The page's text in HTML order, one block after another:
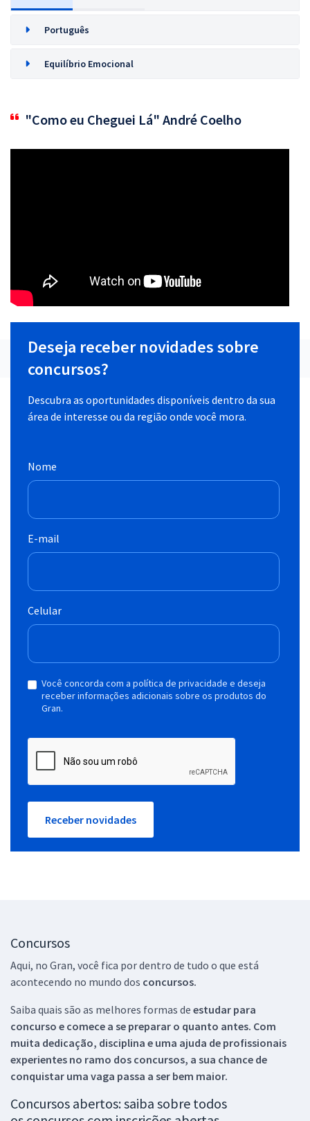
Português
Equilíbrio Emocional
"Como eu Cheguei Lá" André Coelho
Deseja receber novidades sobre
concursos?
Descubra as oportunidades disponíveis dentro da sua
área de interesse ou da região onde você mora.
Nome
E-mail
Celular
Você concorda com a política de privacidade e deseja
receber informações adicionais sobre os produtos do
Gran.
Receber novidades
Concursos
Aqui, no Gran, você fica por dentro de tudo o que está
acontecendo no mundo dos concursos.
Saiba quais são as melhores formas de estudar para
concurso e comece a se preparar o quanto antes. Com
muita dedicação, disciplina e uma ajuda de profissionais
experientes no ramo dos concursos, a sua chance de
conquistar uma vaga passa a ser bem maior.
Concursos abertos: saiba sobre todos